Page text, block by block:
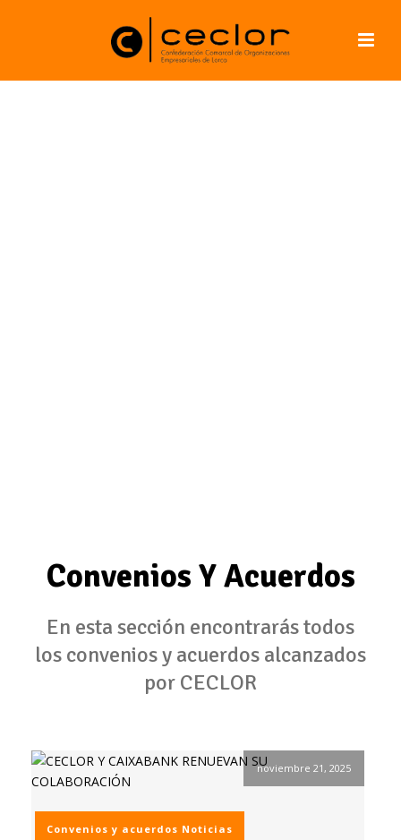
Convenios Y Acuerdos
En esta sección encontrarás todos
los convenios y acuerdos alcanzados
por CECLOR
noviembre 21, 2025
Convenios y acuerdos Noticias